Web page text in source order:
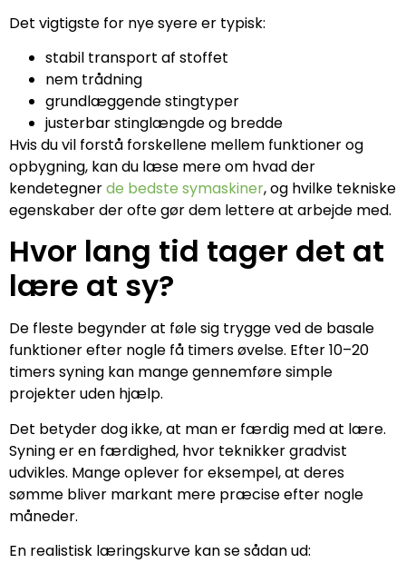
Det vigtigste for nye syere er typisk:
stabil transport af stoffet
nem trådning
grundlæggende stingtyper
justerbar stinglængde og bredde
Hvis du vil forstå forskellene mellem funktioner og
opbygning, kan du læse mere om hvad der
kendetegnerde bedste symaskiner, og hvilke tekniske
egenskaber der ofte gør dem lettere at arbejde med.
Hvor lang tid tager det at
lære at sy?
De fleste begynder at føle sig trygge ved de basale
funktioner efter nogle få timers øvelse. Efter 10–20
timers syning kan mange gennemføre simple
projekter uden hjælp.
Det betyder dog ikke, at man er færdig med at lære.
Syning er en færdighed, hvor teknikker gradvist
udvikles. Mange oplever for eksempel, at deres
sømme bliver markant mere præcise efter nogle
måneder.
En realistisk læringskurve kan se sådan ud: